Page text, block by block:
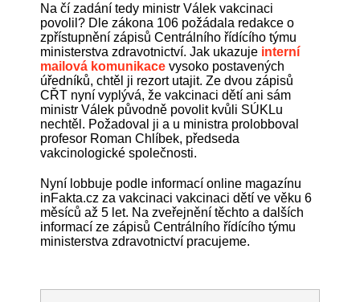
Na čí zadání tedy ministr Válek vakcinaci
povolil? Dle zákona 106 požádala redakce o
zpřístupnění zápisů Centrálního řídícího týmu
ministerstva zdravotnictví. Jak ukazuje interní
mailová komunikace vysoko postavených
úředníků, chtěl ji rezort utajit. Ze dvou zápisů
CŘT nyní vyplývá, že vakcinaci dětí ani sám
ministr Válek původně povolit kvůli SÚKLu
nechtěl. Požadoval ji a u ministra prolobboval
profesor Roman Chlíbek, předseda
vakcinologické společnosti.
Nyní lobbuje podle informací online magazínu
inFakta.cz za vakcinaci vakcinaci dětí ve věku 6
měsíců až 5 let. Na zveřejnění těchto a dalších
informací ze zápisů Centrálního řídícího týmu
ministerstva zdravotnictví pracujeme.